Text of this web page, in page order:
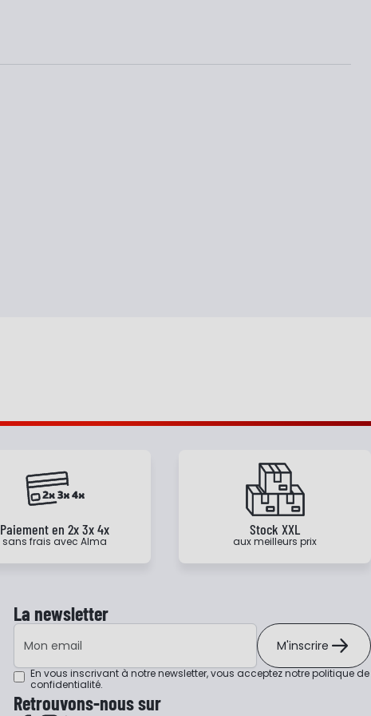
Paiement en 2x 3x 4x
sans frais avec Alma
Stock XXL
aux meilleurs prix
La newsletter
Adresse e-mail
M'inscrire
En vous inscrivant à notre newsletter, vous acceptez notrepolitique de
confidentialité.
Retrouvons-nous sur